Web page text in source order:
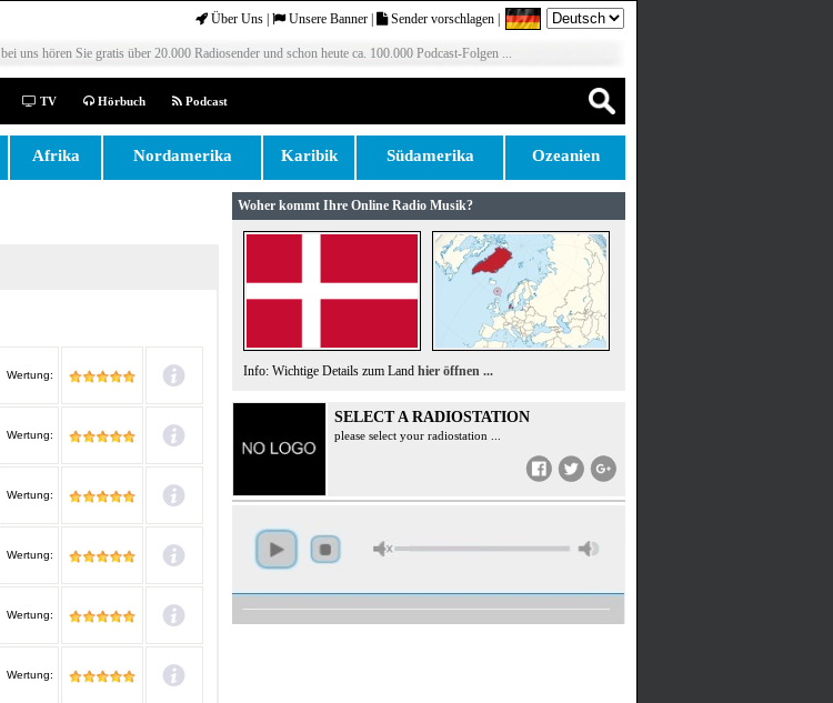
Über Uns Unsere Banner Sender vorschlagen
bei uns hören Sie gratis über 20.000 Radiosender und schon heute ca. 100.000 Podcast-Folgen ...
TV Hörbuch Podcast
Afrika Nordamerika Karibik Südamerika Ozeanien
Wertung:
Wertung:
Wertung:
Wertung:
Wertung:
Wertung:
Woher kommt Ihre Online Radio Musik?
Info: Wichtige Details zum Land hier öffnen ...
SELECT A RADIOSTATION
please select your radiostation ...